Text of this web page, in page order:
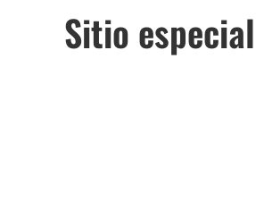
Sitio